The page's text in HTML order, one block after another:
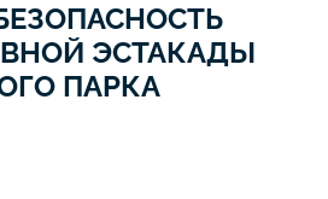
ЭСТАКАДЫ
ПАРКА